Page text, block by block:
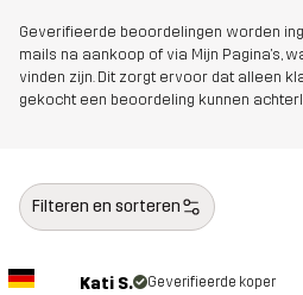
Geverifieerde beoordelingen worden
mails na aankoop of via Mijn Pagina's,
vinden zijn. Dit zorgt ervoor dat alleen
gekocht een beoordeling kunnen
Filteren en sorteren
Kati S. Geverifieerde koper